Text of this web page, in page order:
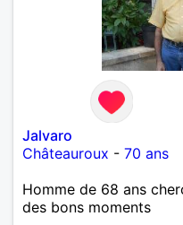
Jalvaro
Châteauroux - 70 ans
Homme de 68 ans
des bons moments